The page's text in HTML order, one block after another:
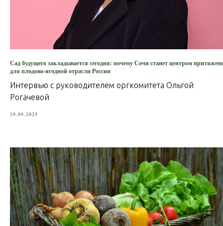
Сад будущего закладывается сегодня: почему Сочи станет центром
для плодово-ягодной отрасли России
Интервью с руководителем оргкомитета Ольгой
Рогачевой
29.09.2025